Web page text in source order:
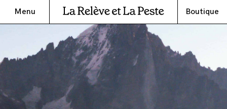
Menu Boutique